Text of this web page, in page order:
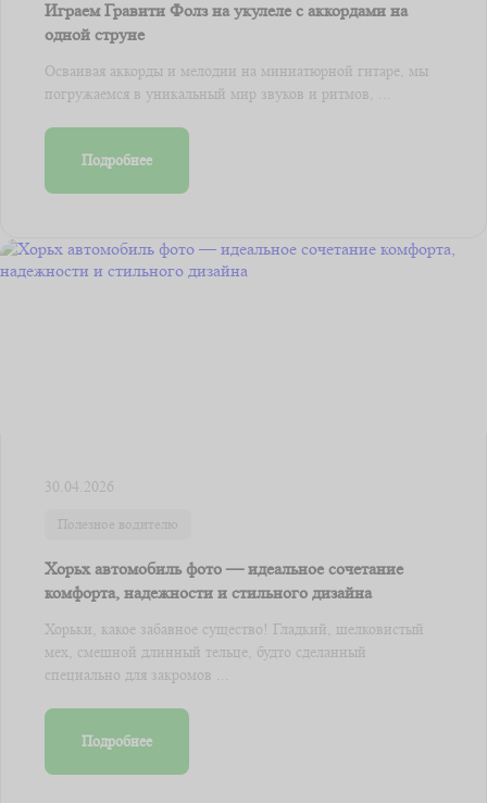
Играем Гравити Фолз на укулеле с аккордами на
одной струне
Осваивая аккорды и мелодии на миниатюрной гитаре, мы
погружаемся в уникальный мир звуков и ритмов, ...
Подробнее
30.04.2026
Полезное водителю
Хорьх автомобиль фото — идеальное сочетание
комфорта, надежности и стильного дизайна
Хорьки, какое забавное существо! Гладкий, шелковистый
мех, смешной длинный тельце, будто сделанный
специально для закромов ...
Подробнее